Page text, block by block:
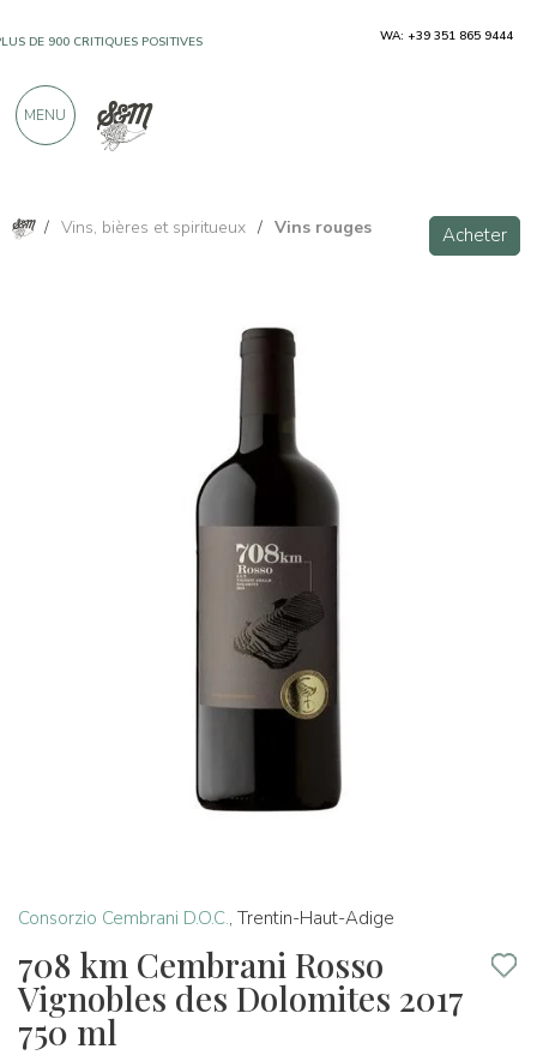
/ Vins, bières et spiritueux / Vins rouges Acheter
Consorzio Cembrani D.O.C., Trentin-Haut-Adige
708 km Cembrani Rosso
Vignobles des Dolomites 2017
750 ml
DE 900 CRITIQUES POSITIVES WA: +39 351 865 9444
MENU